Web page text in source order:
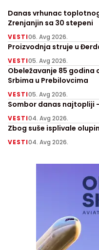
Danas vrhunac
Zrenjanjin sa 30 stepeni
VESTI06. Avg 2026.
Proizvodnja struje u
VESTI05. Avg 2026.
Obeležavanje 85 godina
Srbima u Prebilovcima
VESTI05. Avg 2026.
Sombor danas najtopliji
VESTI04. Avg 2026.
Zbog suše isplivale
VESTI04. Avg 2026.